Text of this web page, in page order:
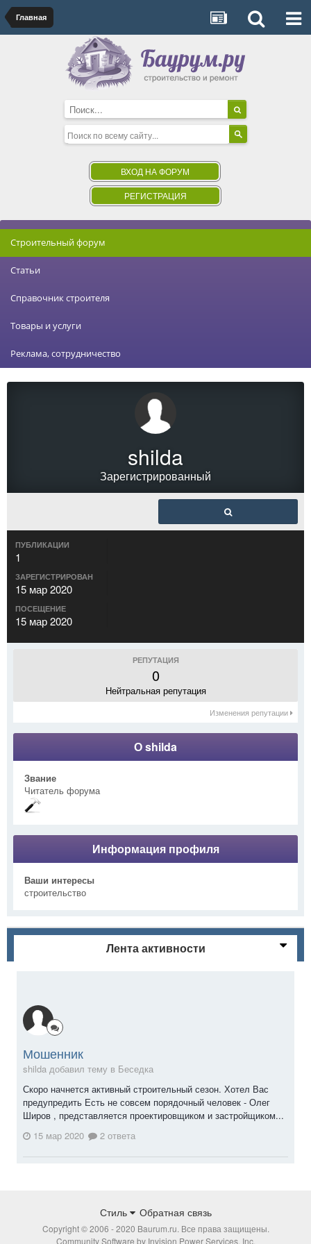
Главная
ВХОД НА ФОРУМ
РЕГИСТРАЦИЯ
Строительный форум
Статьи
Справочник строителя
Товары и услуги
Реклама, сотрудничество
shilda
Зарегистрированный
ПУБЛИКАЦИИ
1
ЗАРЕГИСТРИРОВАН
15 мар 2020
ПОСЕЩЕНИЕ
15 мар 2020
РЕПУТАЦИЯ
0
Нейтральная репутация
Изменения репутации
О shilda
Звание
Читатель форума
Информация профиля
Ваши интересы
строительство
Лента активности
Мошенник
shilda добавил тему в Беседка
Скоро начнется активный строительный сезон. Хотел Вас
предупредить Есть не совсем порядочный человек - Олег
Широв , представляется проектировщиком и застройщиком...
15 мар 2020
2 ответа
Стиль Обратная связь
Copyright © 2006 - 2020 Baurum.ru. Все права защищены.
Community Software by Invision Power Services, Inc.